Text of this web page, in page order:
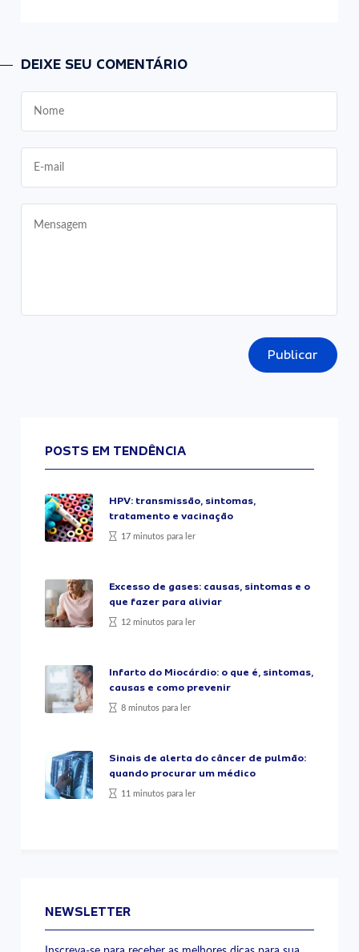
DEIXE SEU COMENTÁRIO
Publicar
POSTS EM TENDÊNCIA
HPV: transmissão, sintomas,
tratamento e vacinação
17 minutos para ler
Excesso de gases: causas, sintomas e o
que fazer para aliviar
12 minutos para ler
Infarto do Miocárdio: o que é, sintomas,
causas e como prevenir
8 minutos para ler
Sinais de alerta do câncer de pulmão:
quando procurar um médico
11 minutos para ler
NEWSLETTER